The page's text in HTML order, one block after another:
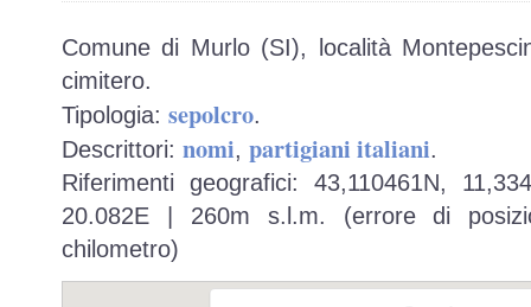
Comune di Murlo (SI), località
cimitero.
Tipologia: sepolcro.
Descrittori: nomi, partigiani italiani.
Riferimenti geografici: 43,110461N,
20.082E | 260m s.l.m. (errore di
chilometro)